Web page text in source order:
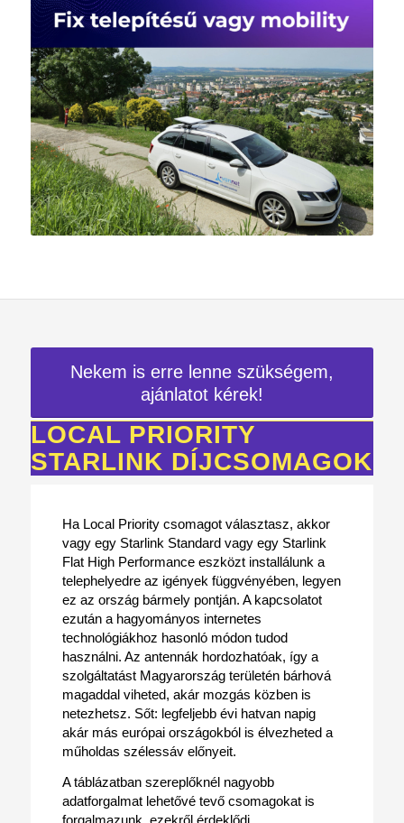
Nekem is erre lenne szükségem,
ajánlatot kérek!
LOCAL PRIORITY
STARLINK DÍJCSOMAGOK
Ha Local Priority csomagot választasz, akkor
vagy egy Starlink Standard vagy egy Starlink
Flat High Performance eszközt installálunk a
telephelyedre az igények függvényében, legyen
ez az ország bármely pontján. A kapcsolatot
ezután a hagyományos internetes
technológiákhoz hasonló módon tudod
használni. Az antennák hordozhatóak, így a
szolgáltatást Magyarország területén bárhová
magaddal viheted, akár mozgás közben is
netezhetsz. Sőt: legfeljebb évi hatvan napig
akár más európai országokból is élvezheted a
műholdas szélessáv előnyeit.
A táblázatban szereplőknél nagyobb
adatforgalmat lehetővé tevő csomagokat is
forgalmazunk, ezekről érdeklődj